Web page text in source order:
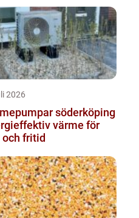
2026
söderköping
värme för
och fritid